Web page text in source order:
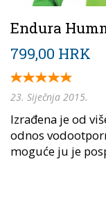
Endura
799,00 HRK
23. Siječnja 2015.
Izrađena je od
odnos
moguće ju je